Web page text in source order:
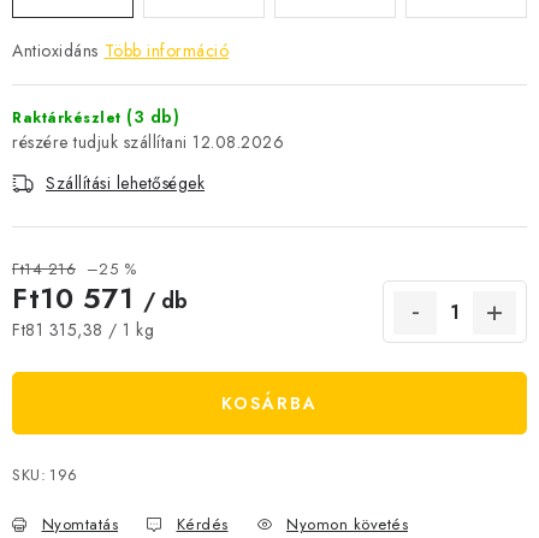
HÍREK
CSOKOLÁDÉ
ÉTREND-KIEGÉSZÍTŐK
Kapcsolatok
Szállítás és fizetés
Gyakori kérdések FAQ
Fotogaléria
Általános üzleti feltételek
Antioxidáns Több információ
Raktárkészlet (3 db)
12.08.2026
Szállítási lehetőségek
Ft14 216 –25 %
Ft10 571 / db
Egységár:
Ft81 315,38 / 1 kg
KOSÁRBA
SKU: 196
Nyomtatás Kérdés
Nyomon követés